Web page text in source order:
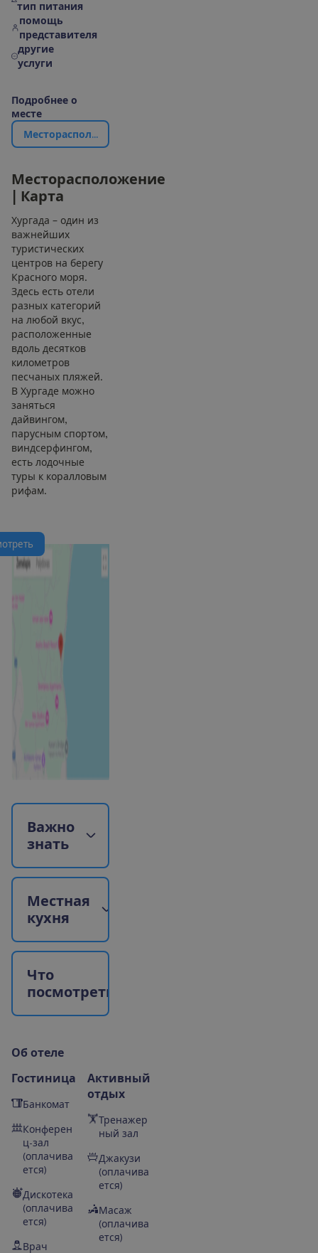
тип питания
помощь
представителя
другие
услуги
Подробнее о
месте
Месторасполож
Месторасположение
Карта
Хургада – один из
важнейших
туристических
центров на берегу
Красного моря.
Здесь есть отели
разных категорий
на любой вкус,
расположенные
вдоль десятков
километров
песчаных пляжей.
В Хургаде можно
заняться
дайвингом,
парусным спортом,
виндсерфингом,
есть лодочные
туры к коралловым
рифам.
отреть
Важно
знать
Местная
кухня
Что
посмотреть
Об отеле
Гостиница
Банкомат
Конферен
ц-зал
(оплачива
ется)
Дискотека
(оплачива
ется)
Врач
Активный
отдых
Тренажер
ный зал
Джакузи
(оплачива
ется)
Масаж
(оплачива
ется)